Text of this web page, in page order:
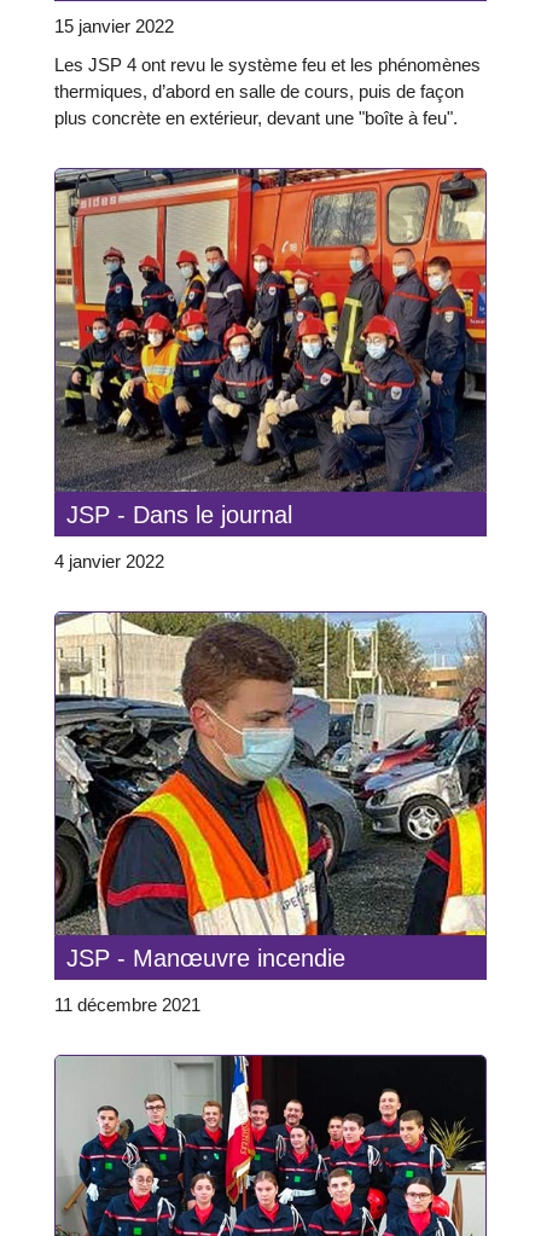
15 janvier 2022
Les JSP 4 ont revu le système feu et les phénomènes
thermiques, d’abord en salle de cours, puis de façon
plus concrète en extérieur, devant une "boîte à feu".
JSP - Dans le journal
4 janvier 2022
JSP - Manœuvre incendie
11 décembre 2021